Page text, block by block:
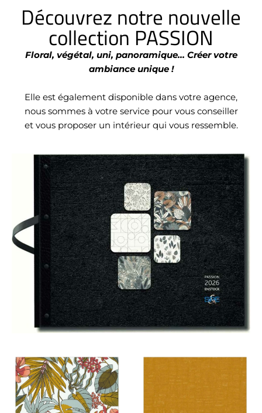
Découvrez notre nouvelle
collection PASSION
Floral, végétal, uni, panoramique… Créer votre
ambiance unique !
Elle est également disponible dans votre agence,
nous sommes à votre service pour vous conseiller
et vous proposer un intérieur qui vous ressemble.